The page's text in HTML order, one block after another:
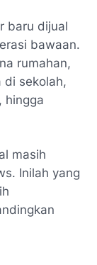
baru dijual
bawaan.
rumahan,
di sekolah,
hingga
masih
Inilah yang